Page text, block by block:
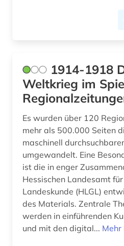
barßel (1)
baudenkmal (2)
bauernhof (5)
bauernkrieg &lt (1)
bautzen (1)
bauunternehmer (1)
bauwerk (1)
1914-1918
Weltkrieg im
Es wurden über 120
mehr als 500.000 Seiten
maschinell
umgewandelt. Eine
ist die in enger
Hessischen Landesamt
Landeskunde (HLGL)
des Materials. Zentrale
werden in einführenden
und mit den digital... Mehr